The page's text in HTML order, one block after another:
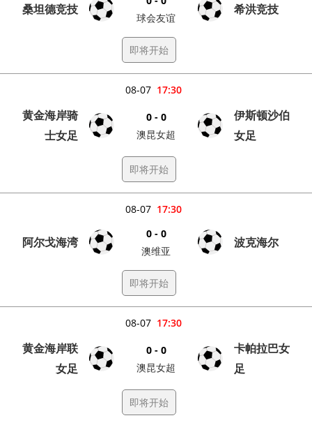
桑坦德竞技
球会友谊
希洪竞技
即将开始
17:30
08-07
黄金海岸骑
士女足
0 - 0
澳昆女超
伊斯顿沙伯
女足
即将开始
17:30
08-07
阿尔戈海湾
0 - 0
澳维亚
波克海尔
即将开始
17:30
08-07
黄金海岸联
女足
0 - 0
澳昆女超
卡帕拉巴女
足
即将开始